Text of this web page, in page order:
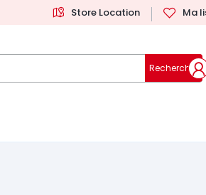
Store Location Ma
Rechercher